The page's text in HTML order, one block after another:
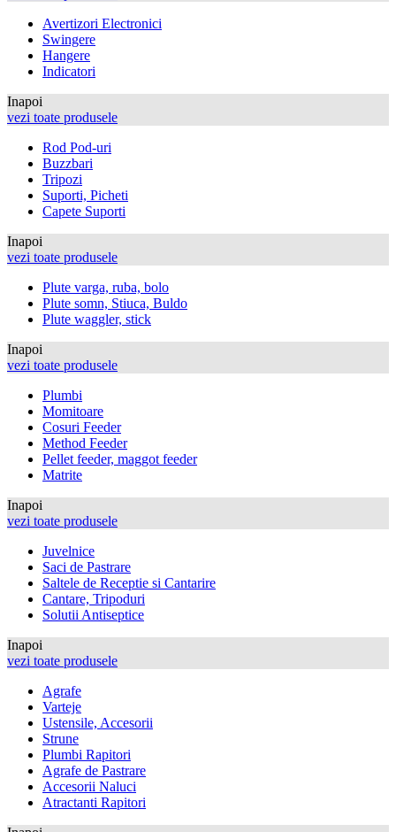
Avertizori Electronici
Swingere
Hangere
Indicatori
Inapoi
vezi toate produsele
Rod Pod-uri
Buzzbari
Tripozi
Suporti, Picheti
Capete Suporti
Inapoi
vezi toate produsele
Plute varga, ruba, bolo
Plute somn, Stiuca, Buldo
Plute waggler, stick
Inapoi
vezi toate produsele
Plumbi
Momitoare
Cosuri Feeder
Method Feeder
Pellet feeder, maggot feeder
Matrite
Inapoi
vezi toate produsele
Juvelnice
Saci de Pastrare
Saltele de Receptie si Cantarire
Cantare, Tripoduri
Solutii Antiseptice
Inapoi
vezi toate produsele
Agrafe
Varteje
Ustensile, Accesorii
Strune
Plumbi Rapitori
Agrafe de Pastrare
Accesorii Naluci
Atractanti Rapitori